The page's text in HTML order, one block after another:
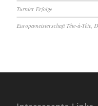
Turnier-Erfolge
Europameisterschaft Tête-à-Tête,